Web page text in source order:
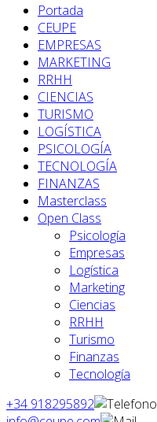
Portada
CEUPE
EMPRESAS
MARKETING
RRHH
CIENCIAS
TURISMO
LOGÍSTICA
PSICOLOGÍA
TECNOLOGÍA
FINANZAS
Masterclass
Open Class
Psicología
Empresas
Logística
Marketing
Ciencias
RRHH
Turismo
Finanzas
Tecnología
+34 918295892